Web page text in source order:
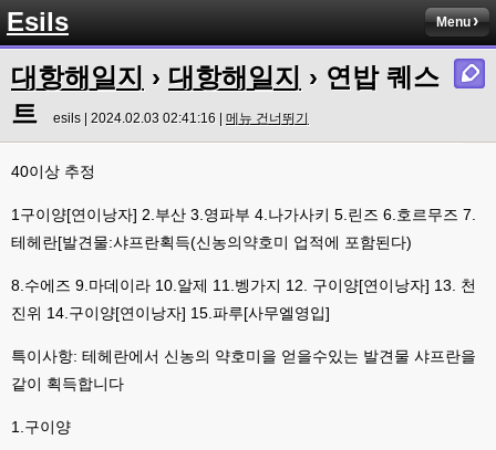
Esils Menu
대항해일지 › 대항해일지 › 연밥 퀘스
트
esils | 2024.02.03 02:41:16 | 메뉴 건너뛰기
40이상 추정
1구이양[연이낭자] 2.부산 3.영파부 4.나가사키 5.린즈 6.호르무즈 7.
테헤란[발견물:샤프란획득(신농의약호미 업적에 포함된다)
8.수에즈 9.마데이라 10.알제 11.벵가지 12. 구이양[연이낭자] 13. 천
진위 14.구이양[연이낭자] 15.파루[사무엘영입]
특이사항: 테헤란에서 신농의 약호미을 얻을수있는 발견물 샤프란을
같이 획득합니다
1.구이양